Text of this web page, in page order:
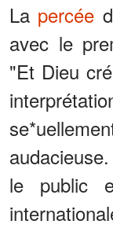
La percée
avec le
"Et Dieu
le public